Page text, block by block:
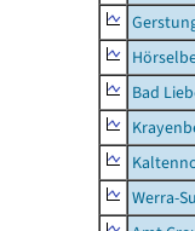
Bad
Werra-